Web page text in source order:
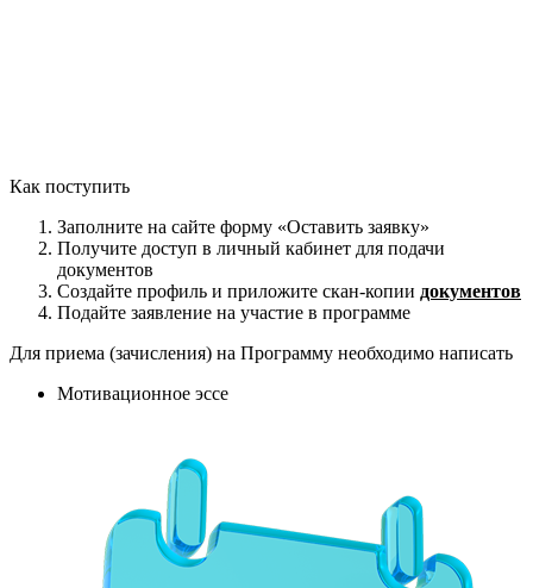
Как поступить
Заполните на сайте форму «Оставить заявку»
Получите доступ в личный кабинет для подачи
документов
Создайте профиль и приложите скан-копии документов
Подайте заявление на участие в программе
Для приема (зачисления) на Программу необходимо написать
Мотивационное эссе